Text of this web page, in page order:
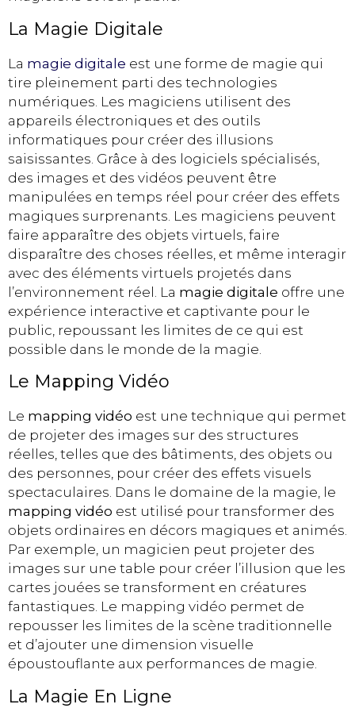
La Magie Digitale
La magie digitale est une forme de magie qui
tire pleinement parti des technologies
numériques. Les magiciens utilisent des
appareils électroniques et des outils
informatiques pour créer des illusions
saisissantes. Grâce à des logiciels spécialisés,
des images et des vidéos peuvent être
manipulées en temps réel pour créer des effets
magiques surprenants. Les magiciens peuvent
faire apparaître des objets virtuels, faire
disparaître des choses réelles, et même interagir
avec des éléments virtuels projetés dans
l’environnement réel. La magie digitale offre une
expérience interactive et captivante pour le
public, repoussant les limites de ce qui est
possible dans le monde de la magie.
Le Mapping Vidéo
Le mapping vidéo est une technique qui permet
de projeter des images sur des structures
réelles, telles que des bâtiments, des objets ou
des personnes, pour créer des effets visuels
spectaculaires. Dans le domaine de la magie, le
mapping vidéo est utilisé pour transformer des
objets ordinaires en décors magiques et animés.
Par exemple, un magicien peut projeter des
images sur une table pour créer l’illusion que les
cartes jouées se transforment en créatures
fantastiques. Le mapping vidéo permet de
repousser les limites de la scène traditionnelle
et d’ajouter une dimension visuelle
époustouflante aux performances de magie.
La Magie En Ligne